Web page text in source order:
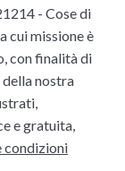
- Cose di
cui missione è
con finalità di
della nostra
e gratuita,
condizioni